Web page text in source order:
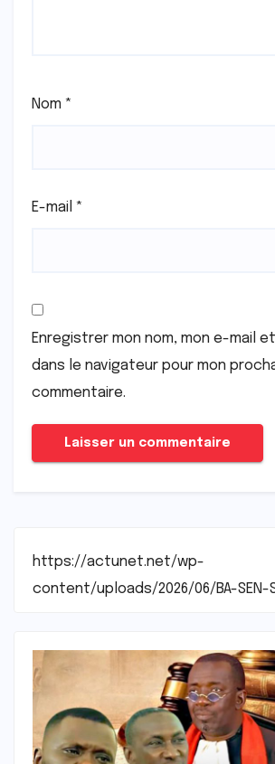
Nom *
E-mail *
Enregistrer mon nom, mon e-mail
dans le navigateur pour mon
commentaire.
https://actunet.net/wp-
content/uploads/2026/06/BA-SEN-